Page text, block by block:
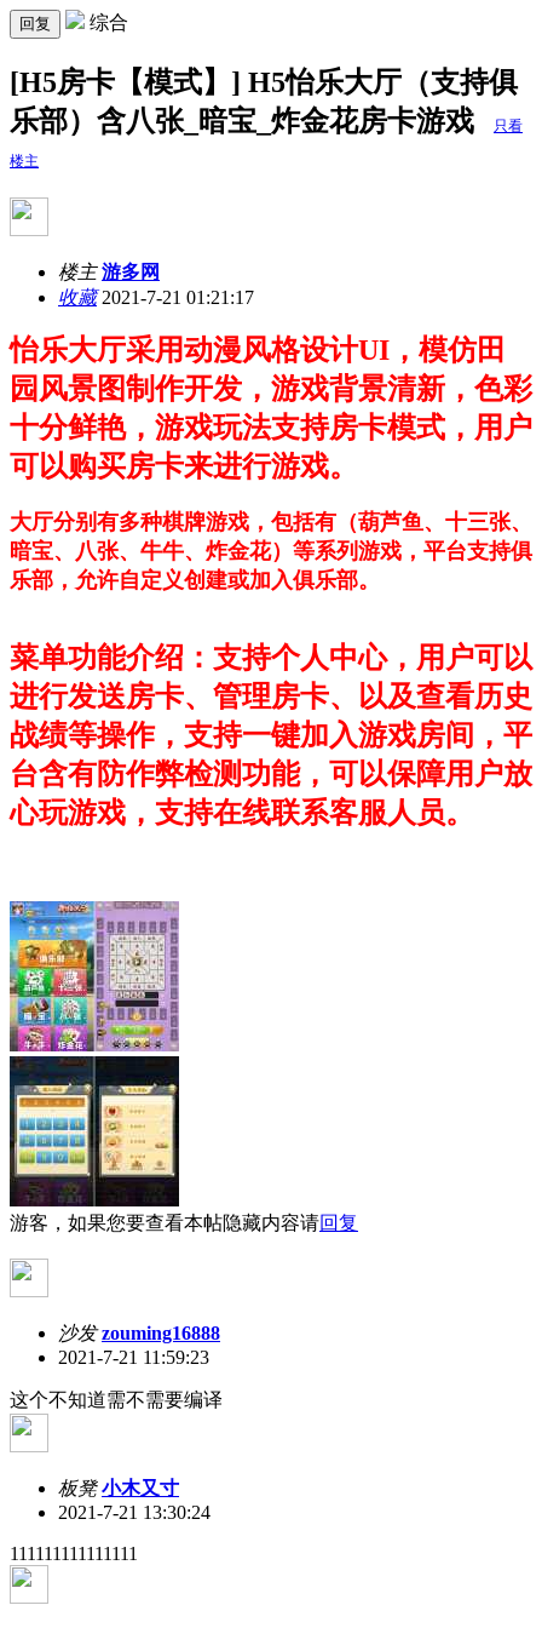
回复 综合
[H5房卡【模式】] H5怡乐大厅（支持俱
乐部）含八张_暗宝_炸金花房卡游戏
只看
楼主
楼主 游多网
收藏2021-7-21 01:21:17
怡乐大厅采用动漫风格设计UI，模仿田
园风景图制作开发，游戏背景清新，色彩
十分鲜艳，游戏玩法支持房卡模式，用户
可以购买房卡来进行游戏。
大厅分别有多种棋牌游戏，包括有（葫芦鱼、十三张、
暗宝、八张、牛牛、炸金花）等系列游戏，平台支持俱
乐部，允许自定义创建或加入俱乐部。
菜单功能介绍：支持个人中心，用户可以
进行发送房卡、管理房卡、以及查看历史
战绩等操作，支持一键加入游戏房间，平
台含有防作弊检测功能，可以保障用户放
心玩游戏，支持在线联系客服人员。
游客，如果您要查看本帖隐藏内容请回复
沙发 zouming16888
2021-7-21 11:59:23
这个不知道需不需要编译
板凳 小木又寸
2021-7-21 13:30:24
111111111111111